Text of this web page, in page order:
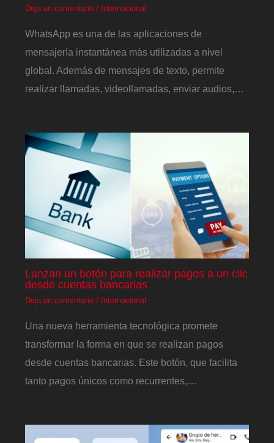
Deja un comentario / Internacional
WhatsApp es una de las aplicaciones de
mensajería instantánea más utilizadas a nivel
global. Además de mensajes de texto, permite
realizar llamadas, videollamadas, enviar audios,…
Lanzan un botón para realizar pagos a un clic
desde cuentas bancarias
Deja un comentario / Internacional
Una nueva herramienta tecnológica promete
transformar la forma en que se realizan pagos
desde cuentas bancarias. Este botón, que facilita
tanto pagos únicos como recurrentes,…